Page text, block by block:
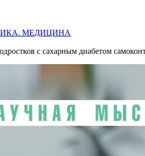
МЕДИЦИНА
с сахарным диабетом